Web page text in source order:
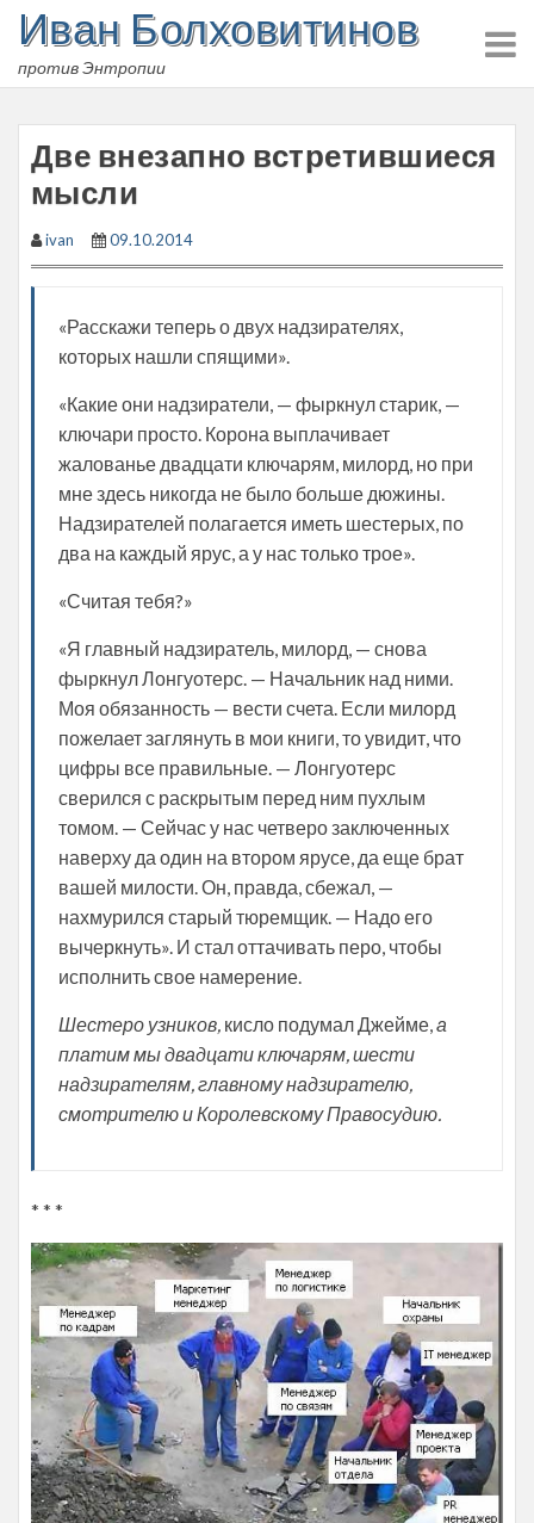
Skip
content
Иван Болховитинов
против Энтропии
Две внезапно встретившиеся
мысли
ivan 09.10.2014
«Расскажи теперь о двух надзирателях,
которых нашли спящими».
«Какие они надзиратели, — фыркнул старик, —
ключари просто. Корона выплачивает
жалованье двадцати ключарям, милорд, но при
мне здесь никогда не было больше дюжины.
Надзирателей полагается иметь шестерых, по
два на каждый ярус, а у нас только трое».
«Считая тебя?»
«Я главный надзиратель, милорд, — снова
фыркнул Лонгуотерс. — Начальник над ними.
Моя обязанность — вести счета. Если милорд
пожелает заглянуть в мои книги, то увидит, что
цифры все правильные. — Лонгуотерс
сверился с раскрытым перед ним пухлым
томом. — Сейчас у нас четверо заключенных
наверху да один на втором ярусе, да еще брат
вашей милости. Он, правда, сбежал, —
нахмурился старый тюремщик. — Надо его
вычеркнуть». И стал оттачивать перо, чтобы
исполнить свое намерение.
Шестеро узников, кисло подумал Джейме,а
платим мы двадцати ключарям, шести
надзирателям, главному надзирателю,
смотрителю и Королевскому Правосудию.
* * *